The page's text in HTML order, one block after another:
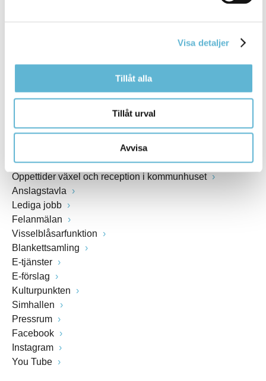
Visa detaljer
Tillåt alla
Tillåt urval
Avvisa
Fax: 0456-82 22 00
Öppettider växel och reception i kommunhuset
Anslagstavla
Lediga jobb
Felanmälan
Visselblåsarfunktion
Blankettsamling
E-tjänster
E-förslag
Kulturpunkten
Simhallen
Pressrum
Facebook
Instagram
You Tube